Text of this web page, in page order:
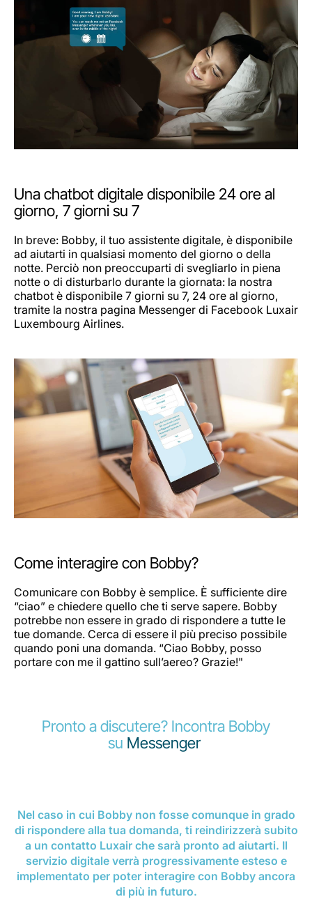
Una chatbot digitale disponibile 24 ore al
giorno, 7 giorni su 7
In breve: Bobby, il tuo assistente digitale, è disponibile
ad aiutarti in qualsiasi momento del giorno o della
notte. Perciò non preoccuparti di svegliarlo in piena
notte o di disturbarlo durante la giornata: la nostra
chatbot è disponibile 7 giorni su 7, 24 ore al giorno,
tramite la nostra pagina Messenger di Facebook Luxair
Luxembourg Airlines.
Come interagire con Bobby?
Comunicare con Bobby è semplice. È sufficiente dire
“ciao” e chiedere quello che ti serve sapere. Bobby
potrebbe non essere in grado di rispondere a tutte le
tue domande. Cerca di essere il più preciso possibile
quando poni una domanda. “Ciao Bobby, posso
portare con me il gattino sull’aereo? Grazie!"
Pronto a discutere? Incontra Bobby
su Messenger
Nel caso in cui Bobby non fosse comunque in grado
di rispondere alla tua domanda, ti reindirizzerà subito
a un contatto Luxair che sarà pronto ad aiutarti. Il
servizio digitale verrà progressivamente esteso e
implementato per poter interagire con Bobby ancora
di più in futuro.